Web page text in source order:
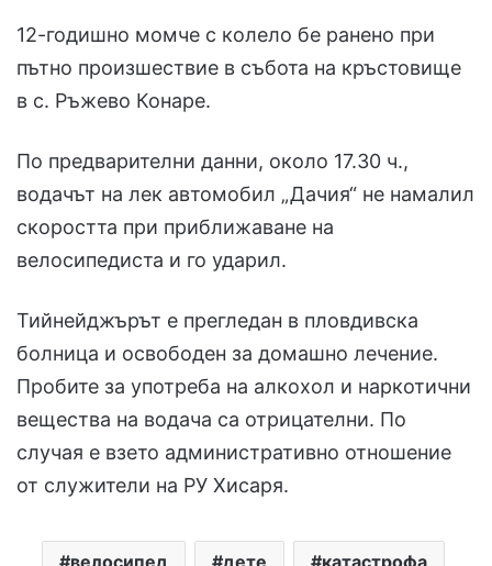
12-годишно момче с колело бе ранено при
пътно произшествие в събота на кръстовище
в с. Ръжево Конаре.
По предварителни данни, около 17.30 ч.,
водачът на лек автомобил „Дачия“ не намалил
скоростта при приближаване на
велосипедиста и го ударил.
Тийнейджърът е прегледан в пловдивска
болница и освободен за домашно лечение.
Пробите за употреба на алкохол и наркотични
вещества на водача са отрицателни. По
случая е взето административно отношение
от служители на РУ Хисаря.